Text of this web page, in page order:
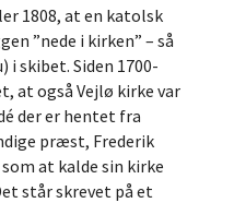
1808, at en katolsk
”nede i kirken” – så
i skibet. Siden 1700-
at også Vejlø kirke var
der er hentet fra
præst, Frederik
at kalde sin kirke
står skrevet på et